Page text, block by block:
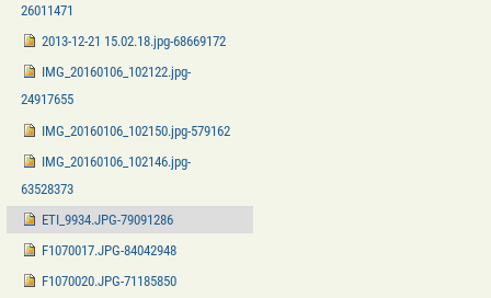
26011471
2013-12-21 15.02.18.jpg-68669172
IMG_20160106_102122.jpg-
24917655
IMG_20160106_102150.jpg-579162
IMG_20160106_102146.jpg-
63528373
ETI_9934.JPG-79091286
F1070017.JPG-84042948
F1070020.JPG-71185850